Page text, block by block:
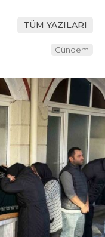
TÜM YAZILARI
Gündem